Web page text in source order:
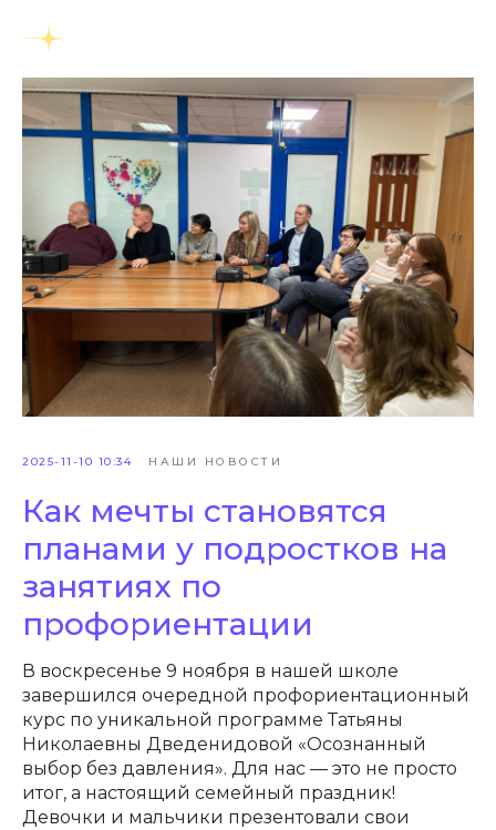
2025-11-10 10:34 НАШИ НОВОСТИ
Как мечты становятся
планами у подростков на
занятиях по
профориентации
В воскресенье 9 ноября в нашей школе
завершился очередной профориентационный
курс по уникальной программе Татьяны
Николаевны Дведенидовой «Осознанный
выбор без давления». Для нас — это не просто
итог, а настоящий семейный праздник!
Девочки и мальчики презентовали свои